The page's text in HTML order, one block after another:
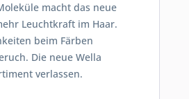
macht das neue
Leuchtkraft im Haar.
beim Färben
Die neue Wella
verlassen.